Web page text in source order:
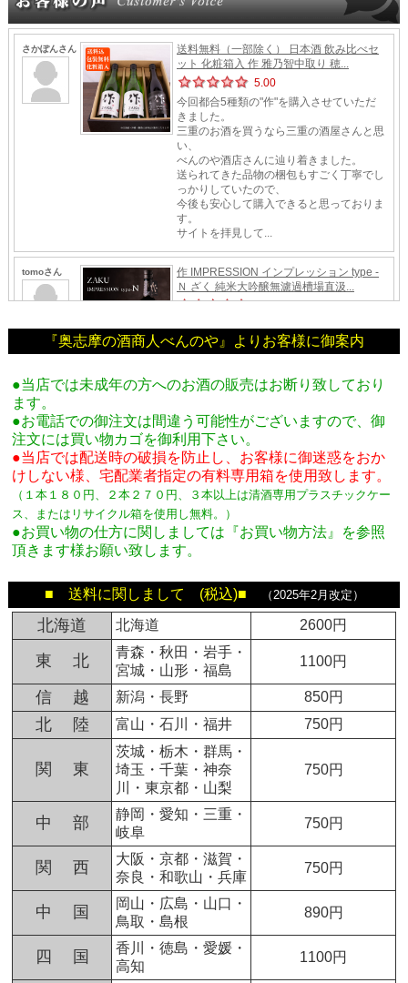
『奥志摩の酒商人べんのや』よりお客様に御案内
●当店では未成年の方へのお酒の販売はお断り致しており
ます。
●お電話での御注文は間違う可能性がございますので、御
注文には買い物カゴを御利用下さい。
●当店では配送時の破損を防止し、お客様に御迷惑をおか
けしない様、宅配業者指定の有料専用箱を使用致します。
（１本１８０円、２本２７０円、３本以上は清酒専用プラスチックケー
ス、またはリサイクル箱を使用し無料。
）
●お買い物の仕方に関しましては『お買い物方法』を参照
頂きます様お願い致します。
■ 送料に関しまして (税込)■ （2025年2月改定）
北海道 北海道 2600円
東 北
青森・秋田・岩手・
宮城・山形・福島
1100円
信 越 新潟・長野 850円
北 陸 富山・石川・福井 750円
関 東
茨城・栃木・群馬・
埼玉・千葉・神奈
川・東京都・山梨
750円
中 部
静岡・愛知・三重・
岐阜
750円
関 西
大阪・京都・滋賀・
奈良・和歌山・兵庫
750円
中 国
岡山・広島・山口・
鳥取・島根
890円
四 国
香川・徳島・愛媛・
高知
1100円